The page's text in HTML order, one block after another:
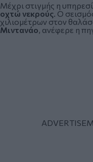
Μέχρι στιγμής η
οχτώ νεκρούς. Ο
χιλιομέτρων στον
Μιντανάο, ανέφερε η